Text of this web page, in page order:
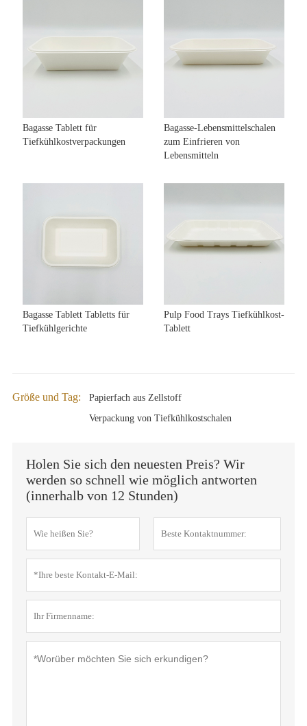
Bagasse Tablett für
Tiefkühlkostverpackungen
Bagasse-Lebensmittelschalen
zum Einfrieren von
Lebensmitteln
Bagasse Tablett Tabletts für
Tiefkühlgerichte
Pulp Food Trays Tiefkühlkost-
Tablett
Größe und Tag:
Papierfach aus Zellstoff
Verpackung von Tiefkühlkostschalen
Holen Sie sich den neuesten Preis? Wir
werden so schnell wie möglich antworten
(innerhalb von 12 Stunden)